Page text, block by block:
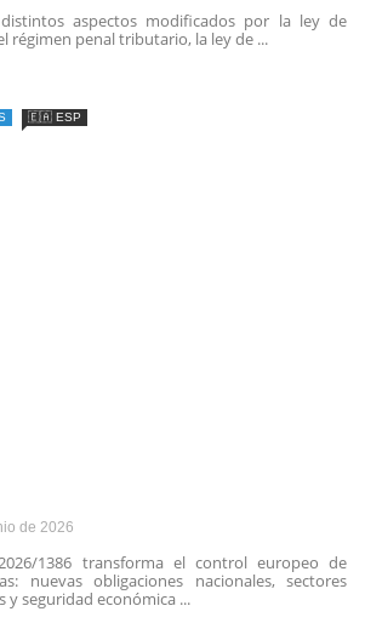
aspectos modificados por la ley de
régimen penal tributario, la ley de ...
🇪🇦 ESP
de 2026
1386 transforma el control europeo de
nuevas obligaciones nacionales, sectores
y seguridad económica ...